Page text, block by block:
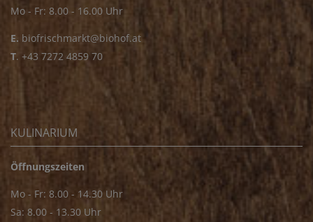
Mo - Fr: 8.00 - 16.00 Uhr
E. biofrischmarkt@biohof.at
T. +43 7272 4859 70
KULINARIUM
Öffnungszeiten
Mo - Fr: 8.00 - 14.30 Uhr
Sa: 8.00 - 13.30 Uhr